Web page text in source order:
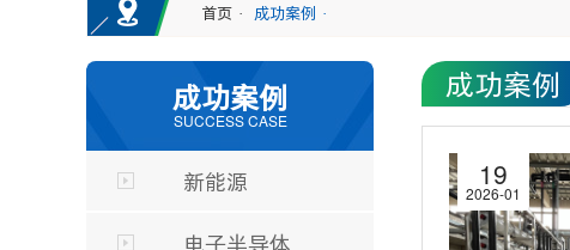
首页 · 成功案例 ·
成功案例
19
2026-01
成功案例
SUCCESS CASE
新能源
电子半导体